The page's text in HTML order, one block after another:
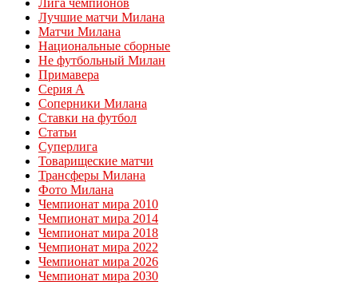
Лучшие матчи Милана
Матчи Милана
Национальные сборные
Не футбольный Милан
Примавера
Серия А
Соперники Милана
Ставки на футбол
Статьи
Суперлига
Товарищеские матчи
Трансферы Милана
Фото Милана
Чемпионат мира 2010
Чемпионат мира 2014
Чемпионат мира 2018
Чемпионат мира 2022
Чемпионат мира 2026
Чемпионат мира 2030